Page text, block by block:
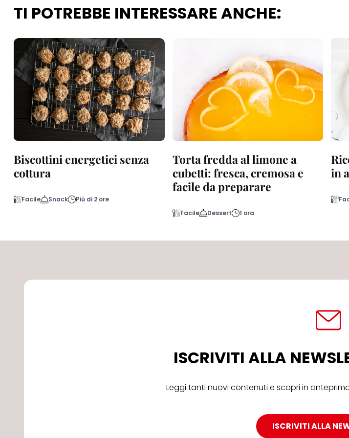
TI POTREBBE INTERESSARE ANCHE:
Biscottini energetici senza
cottura
Facile Snack Più di 2 ore
Torta fredda al limone a
cubetti: fresca, cremosa e
facile da preparare
Facile Dessert 1 ora
in
ISCRIVITI ALLA
Leggi tanti nuovi contenuti e scopri in
ISCRIVITI ALLA